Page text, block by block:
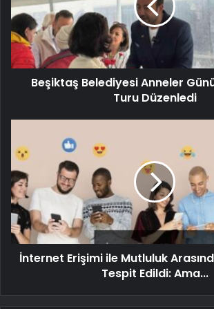
Beşiktaş Belediyesi Anneler
Turu Düzenledi
İnternet Erişimi ile Mutluluk
Tespit Edildi: Ama...